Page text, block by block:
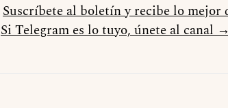
Suscríbete al boletín y recibe lo mejor
Si Telegram es lo tuyo, únete al canal